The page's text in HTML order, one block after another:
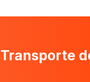
Transporte